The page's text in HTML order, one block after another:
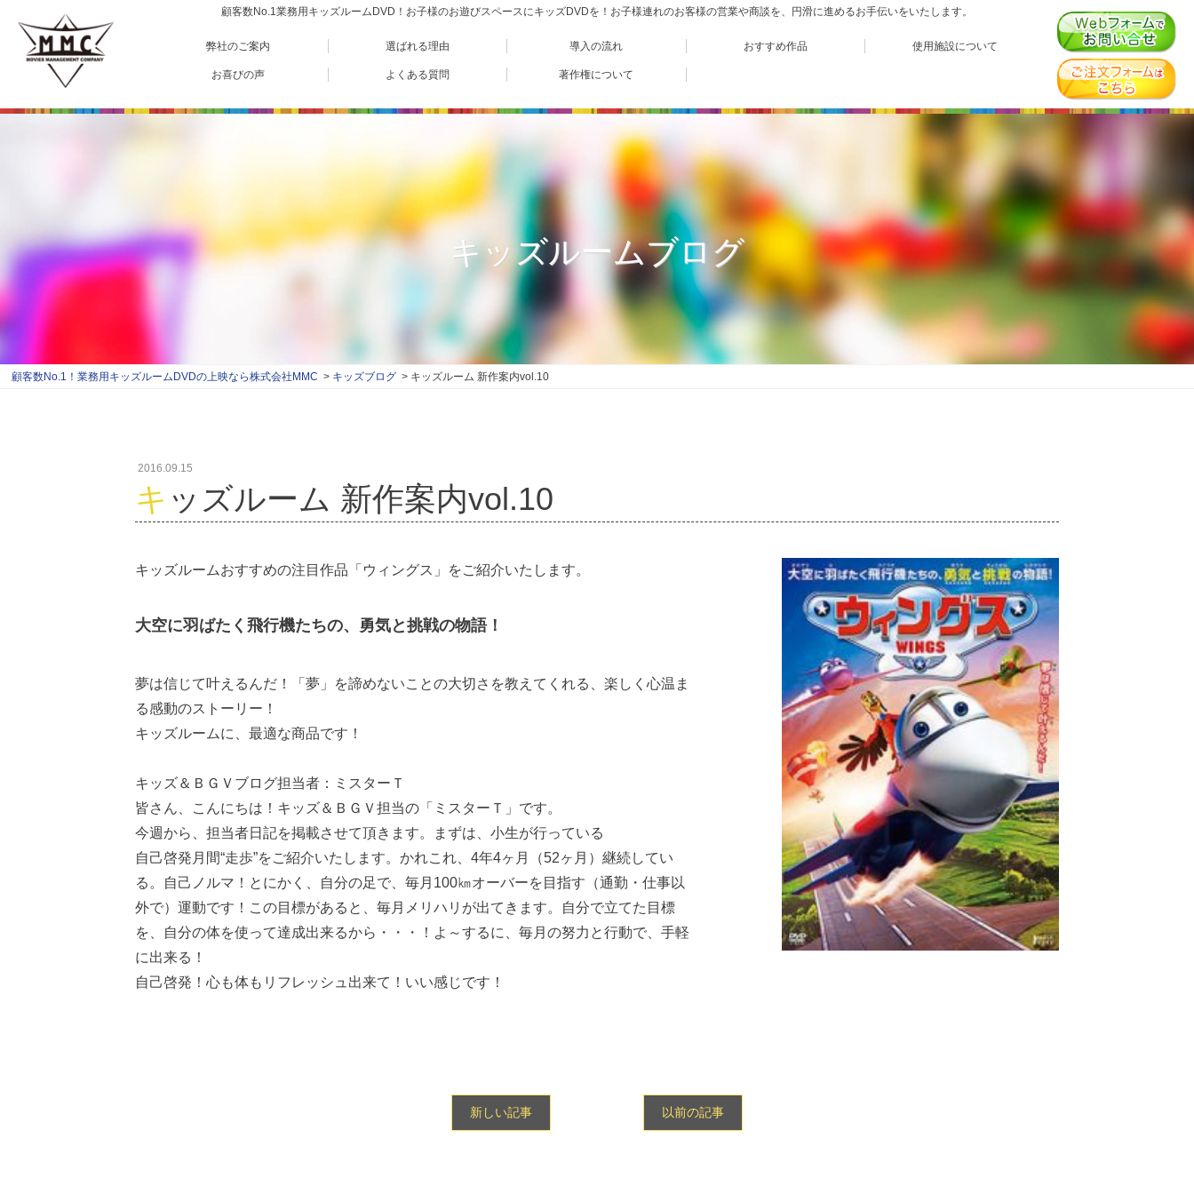
顧客数No.1業務用キッズルームDVD！お子様のお遊びスペースにキッズDVDを！お子様連れのお客様の営業や商談を、円滑に進めるお手伝いをいたします。
弊社のご案内 選ばれる理由 導入の流れ おすすめ作品 使用施設について
お喜びの声 よくある質問 著作権について
キッズルームブログ
顧客数No.1！業務用キッズルームDVDの上映なら株式会社MMC キッズブログ キッズルーム 新作案内vol.10
2016.09.15
キッズルーム 新作案内vol.10
キッズルームおすすめの注目作品「ウィングス」をご紹介いたします。
大空に羽ばたく飛行機たちの、勇気と挑戦の物語！
夢は信じて叶えるんだ！「夢」を諦めないことの大切さを教えてくれる、楽しく心温ま
る感動のストーリー！
キッズルームに、最適な商品です！
キッズ＆ＢＧＶブログ担当者：ミスターＴ
皆さん、こんにちは！キッズ＆ＢＧＶ担当の「ミスターＴ」です。
今週から、担当者日記を掲載させて頂きます。まずは、小生が行っている
自己啓発月間“走歩”をご紹介いたします。かれこれ、4年4ヶ月（52ヶ月）継続してい
る。自己ノルマ！とにかく、自分の足で、毎月100㎞オーバーを目指す（通勤・仕事以
外で）運動です！この目標があると、毎月メリハリが出てきます。自分で立てた目標
を、自分の体を使って達成出来るから・・・！よ～するに、毎月の努力と行動で、手軽
に出来る！
自己啓発！心も体もリフレッシュ出来て！いい感じです！
新しい記事 以前の記事